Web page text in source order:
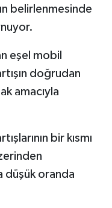
belirlenmesinde
eşel mobil
doğrudan
amacıyla
bir kısmı
düşük oranda